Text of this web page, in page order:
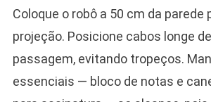
Coloque o robô a 50 cm da parede
projeção. Posicione cabos longe
passagem, evitando tropeços.
essenciais — bloco de notas e